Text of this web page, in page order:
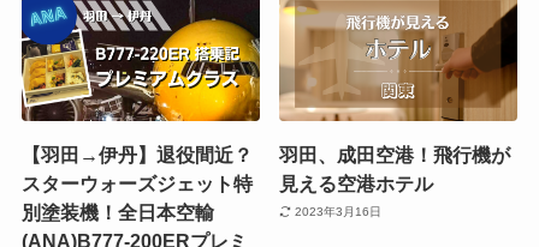
【羽田→伊丹】退役間近？
スターウォーズジェット特
別塗装機！全日本空輸
(ANA)B777-200ERプレミ
羽田、成田空港！飛行機が
見える空港ホテル
2023年3月16日